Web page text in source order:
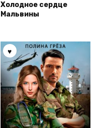
Холодное сердце
Мальвины